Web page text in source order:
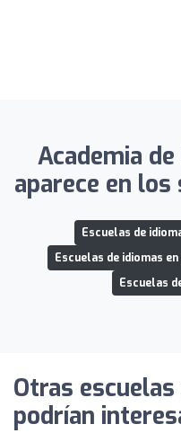
Academia
aparece en
Escuelas de
Escuelas de idiomas
Escuelas
Otras
podrían